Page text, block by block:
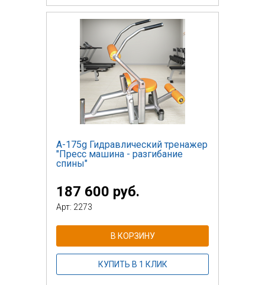
А-175g Гидравлический тренажер
"Пресс машина - разгибание
спины"
187 600 руб.
Арт: 2273
В КОРЗИНУ
КУПИТЬ В 1 КЛИК